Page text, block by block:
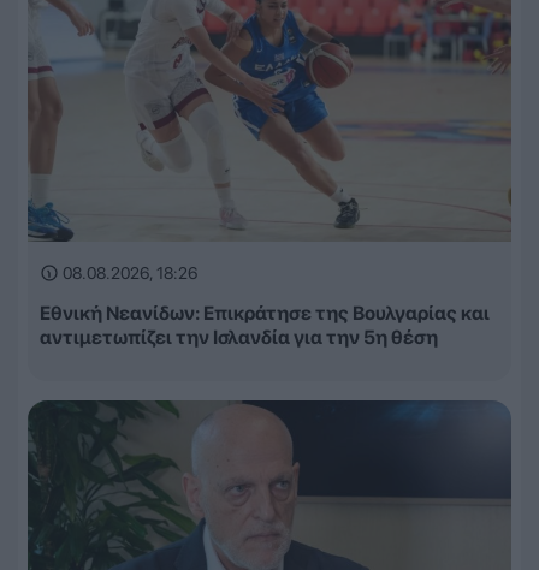
08.08.2026, 18:26
Εθνική Νεανίδων: Επικράτησε της Βουλγαρίας και
αντιμετωπίζει την Ισλανδία για την 5η θέση